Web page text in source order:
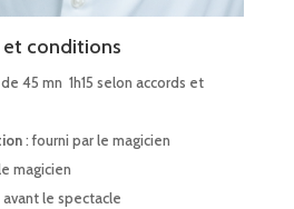
conditions
45 mn 1h15 selon accords et
: fourni par le magicien
magicien
le spectacle